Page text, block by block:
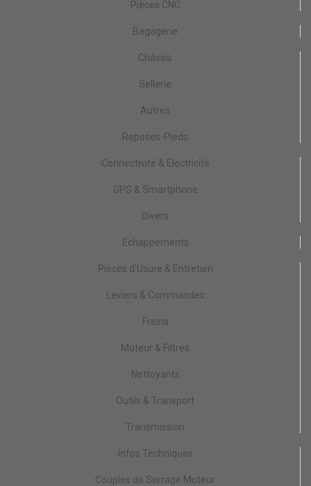
Pièces CNC
Bagagerie
Châssis
Sellerie
Autres
Reposes-Pieds
Connectivité & Électricité
GPS & Smartphone
Divers
Échappements
Pièces d'Usure & Entretien
Leviers & Commandes
Freins
Moteur & Filtres
Nettoyants
Outils & Transport
Transmission
Infos Techniques
Couples de Serrage Moteur